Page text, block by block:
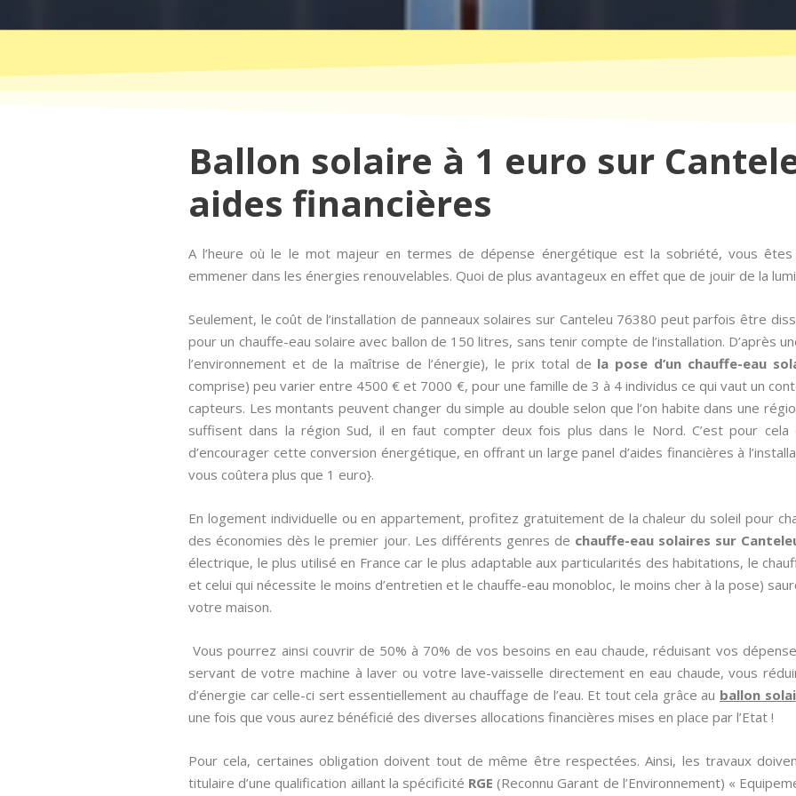
Ballon solaire à 1 euro sur
aides financières
A l’heure où le le mot majeur en termes de dépense énergétique est la sobriété, vous
emmener dans les énergies renouvelables. Quoi de plus avantageux en effet que de jouir de la
Seulement, le coût de l’installation de panneaux solaires sur Canteleu 76380 peut parfois être
pour un chauffe-eau solaire avec ballon de 150 litres, sans tenir compte de l’installation. D’après
l’environnement et de la maîtrise de l’énergie), le prix total de la pose d’un chauffe-eau
comprise) peu varier entre 4500 € et 7000 €, pour une famille de 3 à 4 individus ce qui vaut un
capteurs. Les montants peuvent changer du simple au double selon que l’on habite dans une
suffisent dans la région Sud, il en faut compter deux fois plus dans le Nord. C’est pour
d’encourager cette conversion énergétique, en offrant un large panel d’aides financières à
vous coûtera plus que 1 euro}.
En logement individuelle ou en appartement, profitez gratuitement de la chaleur du soleil pour
des économies dès le premier jour. Les différents genres de chauffe-eau solaires sur
électrique, le plus utilisé en France car le plus adaptable aux particularités des habitations, le
et celui qui nécessite le moins d’entretien et le chauffe-eau monobloc, le moins cher à la pose)
votre maison.
Vous pourrez ainsi couvrir de 50% à 70% de vos besoins en eau chaude, réduisant vos
servant de votre machine à laver ou votre lave-vaisselle directement en eau chaude, vous
d’énergie car celle-ci sert essentiellement au chauffage de l’eau. Et tout cela grâce au ballon
une fois que vous aurez bénéficié des diverses allocations financières mises en place par l’Etat !
Pour cela, certaines obligation doivent tout de même être respectées. Ainsi, les travaux
titulaire d’une qualification aillant la spécificité RGE(Reconnu Garant de l’Environnement) «